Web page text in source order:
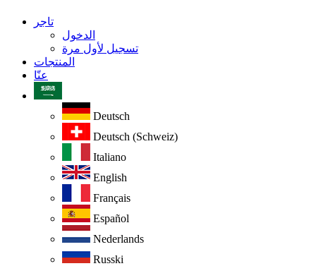
تاجر
الدخول
تسجيل لأول مرة
المنتجات
عنّا
Deutsch
Deutsch (Schweiz)
Italiano
English
Français
Español
Nederlands
Russki